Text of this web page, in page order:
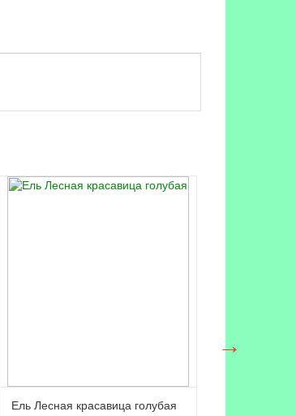
Ель Лесная красавица голубая